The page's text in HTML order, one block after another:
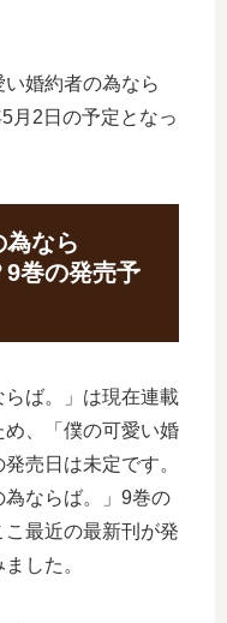
婚約者の為なら
月2日の予定となっ
為なら
9巻の発売予
ば。」は現在連載
、「僕の可愛い婚
売日は未定です。
為ならば。」9巻の
最近の最新刊が発
した。